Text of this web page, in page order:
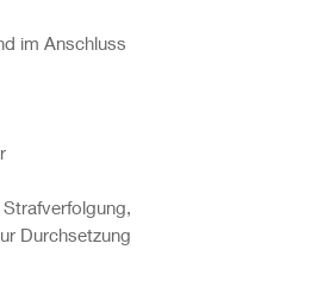
im Anschluss
Durchsetzung